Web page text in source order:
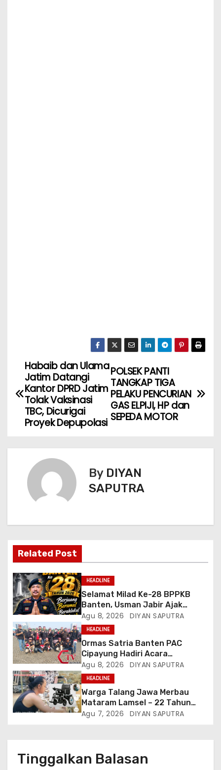
POLSEK PANTI
TANGKAP TIGA
PELAKU PENCURIAN
GAS ELPIJI, HP dan
SEPEDA MOTOR
Habaib dan Ulama
Jatim Datangi
Kantor DPRD Jatim
Tolak Vaksinasi
TBC, Dicurigai
Proyek Depupolasi
By DIYAN
SAPUTRA
Related Post
HEADLINE
Selamat Milad Ke-28 BPPKB
Banten, Usman Jabir Ajak
Perkuat Solidaritas Dan
Kebersamaan
Agu 8, 2026 DIYAN SAPUTRA
HEADLINE
Ormas Satria Banten PAC
Cipayung Hadiri Acara
Menjelang HUT Ke-81
Kemerdekaan RI Di Silang Monas
Agu 8, 2026 DIYAN SAPUTRA
HEADLINE
Warga Talang Jawa Merbau
Mataram Lamsel – 22 Tahun
Lumpuh Vina Agustina Viral Di
Cakrawala Tv Meminta Pemda
Lamsel Bertindak
Agu 7, 2026 DIYAN SAPUTRA
Tinggalkan Balasan